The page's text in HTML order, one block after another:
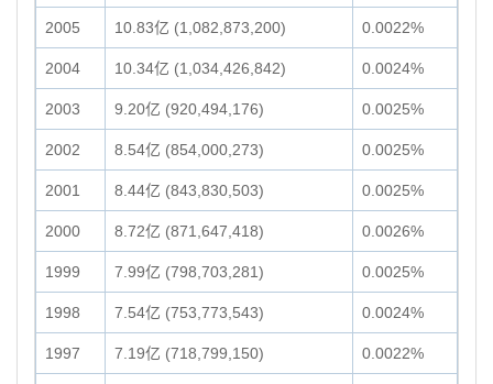
2005 10.83亿 (1,082,873,200) 0.0022%
2004 10.34亿 (1,034,426,842) 0.0024%
2003 9.20亿 (920,494,176) 0.0025%
2002 8.54亿 (854,000,273) 0.0025%
2001 8.44亿 (843,830,503) 0.0025%
2000 8.72亿 (871,647,418) 0.0026%
1999 7.99亿 (798,703,281) 0.0025%
1998 7.54亿 (753,773,543) 0.0024%
1997 7.19亿 (718,799,150) 0.0022%